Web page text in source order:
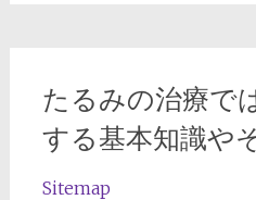
たるみの治療で
する基本知識や
Sitemap